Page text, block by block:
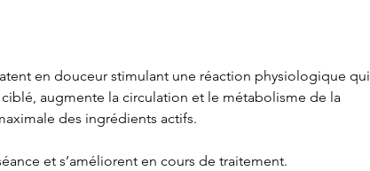
en douceur stimulant une réaction physiologique qui
augmente la circulation et le métabolisme de la
des ingrédients actifs.
et s’améliorent en cours de traitement.